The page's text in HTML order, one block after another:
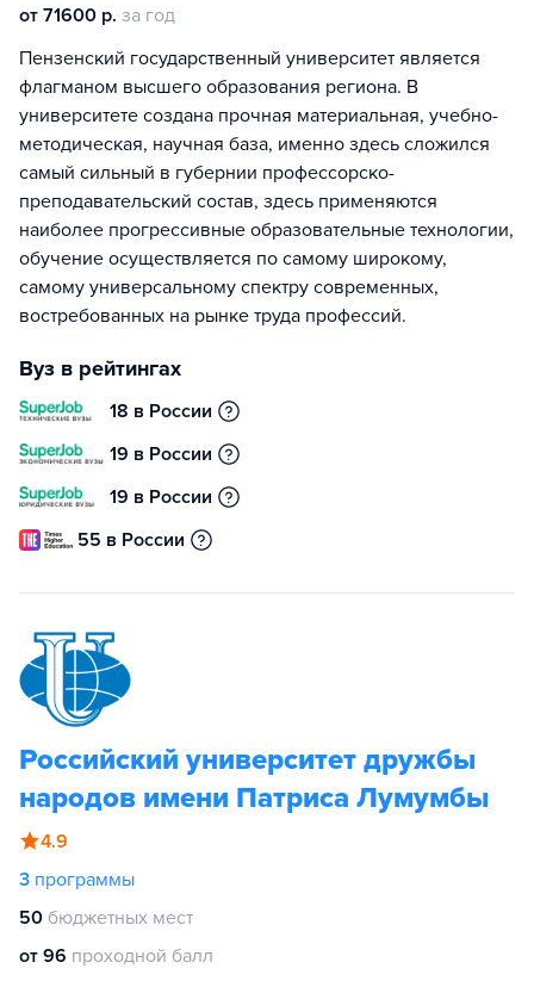
от 71600 р. за год
Пензенский государственный университет является
флагманом высшего образования региона. В
университете создана прочная материальная, учебно-
методическая, научная база, именно здесь сложился
самый сильный в губернии профессорско-
преподавательский состав, здесь применяются
наиболее прогрессивные образовательные технологии,
обучение осуществляется по самому широкому,
самому универсальному спектру современных,
востребованных на рынке труда профессий.
Вуз в рейтингах
18 в России
19 в России
19 в России
55 в России
Российский университет дружбы
народов имени Патриса Лумумбы
4.9
3 программы
50 бюджетных мест
от 96 проходной балл